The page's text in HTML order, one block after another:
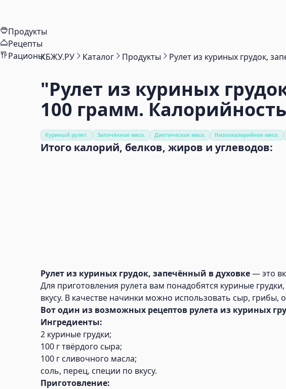
Продукты
Рецепты
РационыКБЖУ.РУ Каталог Продукты Рулет из куриных грудок,
"Рулет из куриных
100 грамм.
Куриный рулет. Запечённое мясо. Диетическое мясо. Низкокалорийное мясо.
Итого калорий, белков, жиров и углеводов:
Рулет из куриных грудок, запечённый в духовке— это
Для приготовления рулета вам понадобятся куриные
вкусу. В качестве начинки можно использовать сыр,
Вот один из возможных рецептов рулета из куриных
Ингредиенты:
2 куриные грудки;
100 г твёрдого сыра;
100 г сливочного масла;
соль, перец, специи по вкусу.
Приготовление: